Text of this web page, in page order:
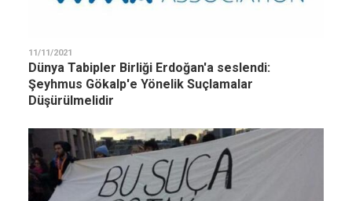
11/11/2021
Dünya Tabipler Birliği Erdoğan'a seslendi:
Şeyhmus Gökalp'e Yönelik Suçlamalar
Düşürülmelidir